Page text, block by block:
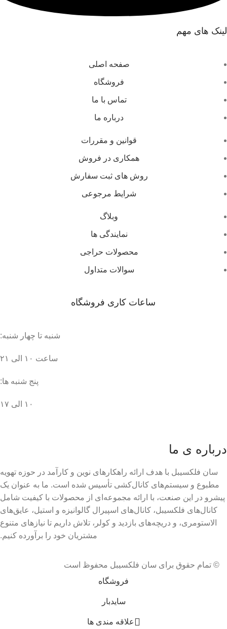
لینک های مهم
صفحه اصلی
فروشگاه
تماس با ما
درباره ما
قوانین و مقررات
همکاری در فروش
روش های ثبت سفارش
شرایط مرجوعی
وبلاگ
نمایندگی ها
محصولات حراجی
سوالات متداول
ساعات کاری فروشگاه
شنبه تا چهار شنبه:
ساعت ۱۰ الی ۲۱
پنج شنبه ها:
۱۰ الی ۱۷
درباره ی ما
سان فلکسیبل با هدف ارائه راهکارهای نوین و کارآمد در حوزه تهویه
مطبوع و سیستم‌های کانال‌کشی تأسیس شده است. ما به عنوان یک
پیشرو در این صنعت، با ارائه مجموعه‌ای از محصولات با کیفیت شامل
کانال‌های فلکسیبل، کانال‌های اسپیرال گالوانیزه و استیل، عایق‌های
الاستومری، و دریچه‌های بازدید و کولر، تلاش داریم تا نیازهای متنوع
مشتریان خود را برآورده کنیم.
© تمام حقوق برای سان فلکسیبل محفوظ است
فروشگاه
سایدبار
علاقه مندی ها